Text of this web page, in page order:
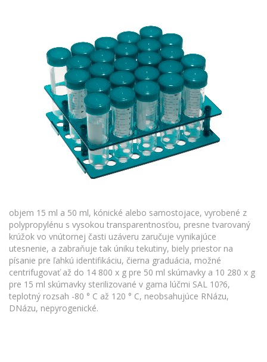
objem 15 ml a 50 ml, kónické alebo samostojace, vyrobené z
polypropylénu s vysokou transparentnosťou, presne tvarovaný
krúžok vo vnútornej časti uzáveru zaručuje vynikajúce
utesnenie, a zabraňuje tak úniku tekutiny, biely priestor na
písanie pre ľahkú identifikáciu, čierna graduácia, možné
centrifugovať až do 14 800 x g pre 50 ml skúmavky a 10 280 x g
pre 15 ml skúmavky sterilizované v gama lúčmi SAL 10?6,
teplotný rozsah -80 ° C až 120 ° C, neobsahujúce RNázu,
DNázu, nepyrogenické.